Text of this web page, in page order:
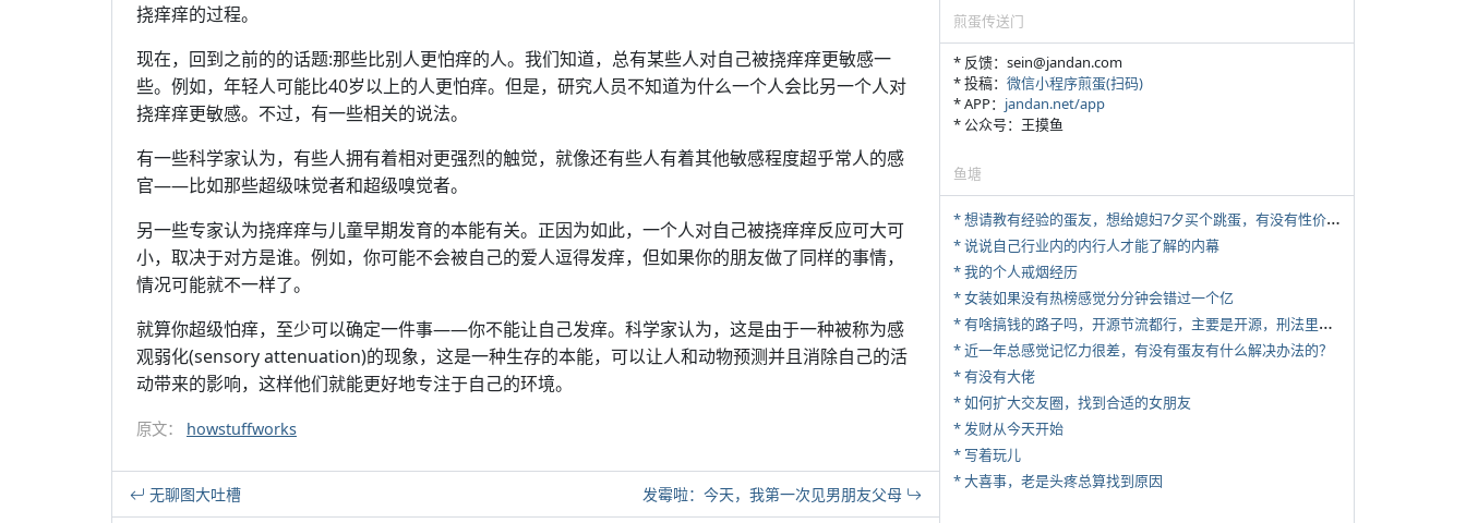
挠痒痒的过程。
现在，回到之前的的话题:那些比别人更怕痒的人。我们知道，总有某些人对自己被挠痒痒更敏感一
些。例如，年轻人可能比40岁以上的人更怕痒。但是，研究人员不知道为什么一个人会比另一个人对
挠痒痒更敏感。不过，有一些相关的说法。
有一些科学家认为，有些人拥有着相对更强烈的触觉，就像还有些人有着其他敏感程度超乎常人的感
官——比如那些超级味觉者和超级嗅觉者。
另一些专家认为挠痒痒与儿童早期发育的本能有关。正因为如此，一个人对自己被挠痒痒反应可大可
小，取决于对方是谁。例如，你可能不会被自己的爱人逗得发痒，但如果你的朋友做了同样的事情，
情况可能就不一样了。
就算你超级怕痒，至少可以确定一件事——你不能让自己发痒。科学家认为，这是由于一种被称为感
观弱化(sensory attenuation)的现象，这是一种生存的本能，可以让人和动物预测并且消除自己的活
动带来的影响，这样他们就能更好地专注于自己的环境。
原文： howstuffworks
无聊图大吐槽 发霉啦：今天，我第一次见男朋友父母
煎蛋传送门
* 反馈：sein@jandan.com
* 投稿： 微信小程序煎蛋(扫码)
* APP： jandan.net/app
* 公众号：王摸鱼
鱼塘
*
想请教有经验的蛋友，想给媳妇7夕买个跳蛋，有没有性价比高的推荐
* 说说自己行业内的内行人才能了解的内幕
* 我的个人戒烟经历
* 女装如果没有热榜感觉分分钟会错过一个亿
*
有啥搞钱的路子吗，开源节流都行，主要是开源，刑法里的咱不做
* 近一年总感觉记忆力很差，有没有蛋友有什么解决办法的？
* 有没有大佬
* 如何扩大交友圈，找到合适的女朋友
* 发财从今天开始
* 写着玩儿
* 大喜事，老是头疼总算找到原因